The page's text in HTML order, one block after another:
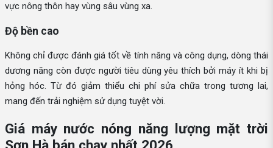
vực nông thôn hay vùng sâu vùng xa.
Độ bền cao
Không chỉ được đánh giá tốt về tính năng và công dụng, dòng thái
dương năng còn được người tiêu dùng yêu thích bởi máy ít khi bị
hỏng hóc. Từ đó giảm thiểu chi phí sửa chữa trong tương lai,
mang đến trải nghiệm sử dụng tuyệt vời.
Giá máy nước nóng năng lượng mặt trời